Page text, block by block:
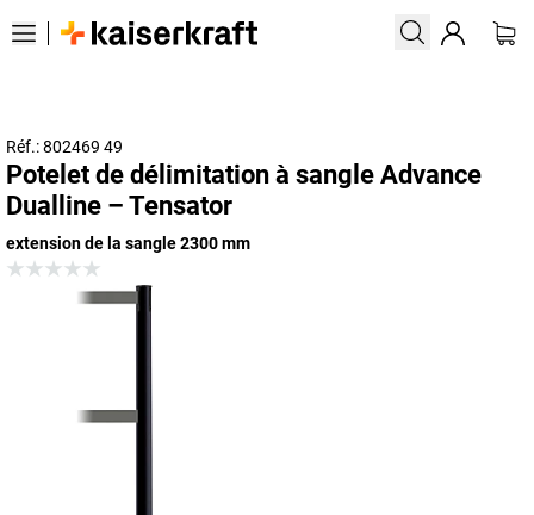
Réf.: 802469 49
Potelet de délimitation à sangle Advance
Dualline – Tensator
extension de la sangle 2300 mm